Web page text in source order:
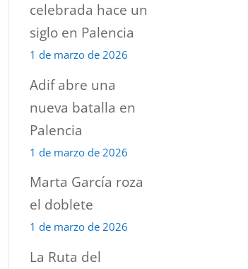
celebrada hace un
siglo en Palencia
1 de marzo de 2026
Adif abre una
nueva batalla en
Palencia
1 de marzo de 2026
Marta García roza
el doblete
1 de marzo de 2026
La Ruta del